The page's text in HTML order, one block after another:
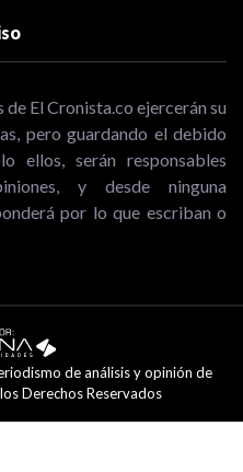
El Cronista.co ejercerán su
pero guardando el debido
ellos, serán responsables
y desde ninguna
por lo que escriban o
de análisis y opinión de
Derechos Reservados